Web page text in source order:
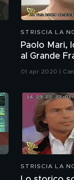
STRISCIA LA
Paolo Mari,
al Grande
01 apr 2020 |
STRISCIA LA